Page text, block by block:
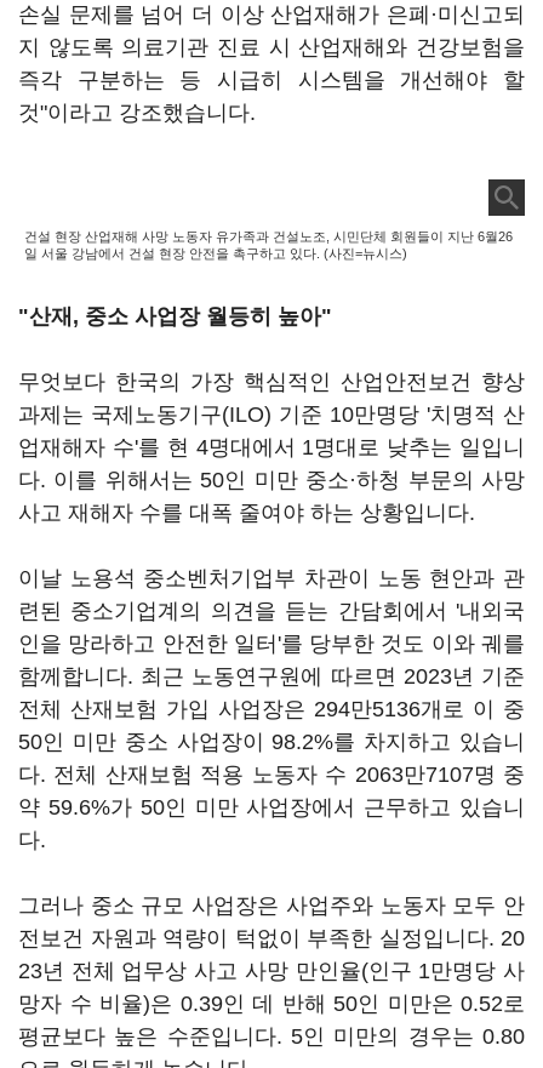
손실 문제를 넘어 더 이상 산업재해가 은폐·미신고되
지 않도록 의료기관 진료 시 산업재해와 건강보험을
즉각 구분하는 등 시급히 시스템을 개선해야 할
것"이라고 강조했습니다.
건설 현장 산업재해 사망 노동자 유가족과 건설노조, 시민단체 회원들이 지난 6월26
일 서울 강남에서 건설 현장 안전을 촉구하고 있다. (사진=뉴시스)
"산재, 중소 사업장 월등히 높아"
무엇보다 한국의 가장 핵심적인 산업안전보건 향상
과제는 국제노동기구(ILO) 기준 10만명당 '치명적 산
업재해자 수'를 현 4명대에서 1명대로 낮추는 일입니
다. 이를 위해서는 50인 미만 중소·하청 부문의 사망
사고 재해자 수를 대폭 줄여야 하는 상황입니다.
이날 노용석 중소벤처기업부 차관이 노동 현안과 관
련된 중소기업계의 의견을 듣는 간담회에서 '내외국
인을 망라하고 안전한 일터'를 당부한 것도 이와 궤를
함께합니다. 최근 노동연구원에 따르면 2023년 기준
전체 산재보험 가입 사업장은 294만5136개로 이 중
50인 미만 중소 사업장이 98.2%를 차지하고 있습니
다. 전체 산재보험 적용 노동자 수 2063만7107명 중
약 59.6%가 50인 미만 사업장에서 근무하고 있습니
다.
그러나 중소 규모 사업장은 사업주와 노동자 모두 안
전보건 자원과 역량이 턱없이 부족한 실정입니다. 20
23년 전체 업무상 사고 사망 만인율(인구 1만명당 사
망자 수 비율)은 0.39인 데 반해 50인 미만은 0.52로
평균보다 높은 수준입니다. 5인 미만의 경우는 0.80